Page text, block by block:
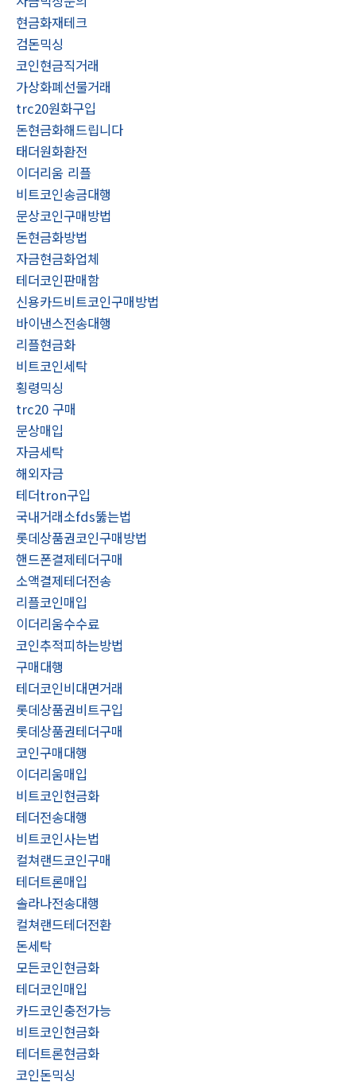
현금화재테크
검돈믹싱
코인현금직거래
가상화폐선물거래
trc20원화구입
돈현금화해드립니다
태더원화환전
이더리움 리플
비트코인송금대행
문상코인구매방법
돈현금화방법
자금현금화업체
테더코인판매함
신용카드비트코인구매방법
바이낸스전송대행
리플현금화
비트코인세탁
횡령믹싱
trc20 구매
문상매입
자금세탁
해외자금
테더tron구입
국내거래소fds뚫는법
롯데상품권코인구매방법
핸드폰결제테더구매
소액결제테더전송
리플코인매입
이더리움수수료
코인추적피하는방법
구매대행
테더코인비대면거래
롯데상품권비트구입
롯데상품권테더구매
코인구매대행
이더리움매입
비트코인현금화
테더전송대행
비트코인사는법
컬쳐랜드코인구매
테더트론매입
솔라나전송대행
컬쳐랜드테더전환
돈세탁
모든코인현금화
테더코인매입
카드코인충전가능
비트코인현금화
테더트론현금화
코인돈믹싱